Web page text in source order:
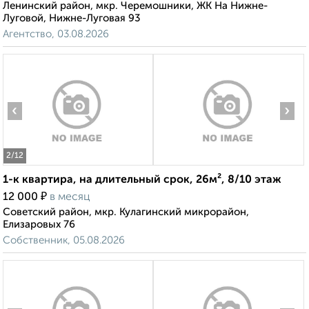
Ленинский район, мкр. Черемошники, ЖК На Нижне-
Луговой, Нижне-Луговая 93
Агентство, 03.08.2026
2/12
‹ ›
1-к квартира, на длительный срок, 26м², 8/10 этаж
12 000 ₽ в месяц
Советский район, мкр. Кулагинский микрорайон,
Елизаровых 76
Собственник, 05.08.2026